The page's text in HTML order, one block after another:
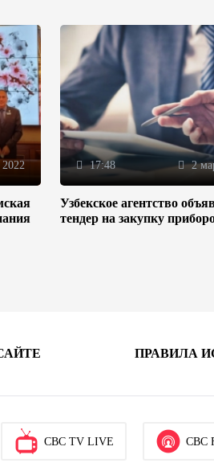
2022 17:48 2
Узбекское агентство
тендер на закупку
ПРАВИЛА
CBC TV LIVE CBC